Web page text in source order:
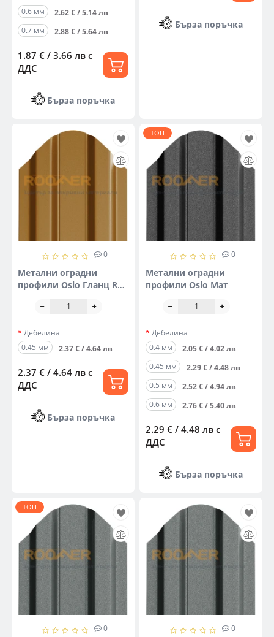
0.6 мм
2.62 € / 5.14 лв
0.7 мм
2.88 € / 5.64 лв
1.87 € / 3.66 лв с
ДДС
Бърза поръчка
Бърза поръчка
0
Метални оградни
профили Oslo Гланц RAL
Дебелина
0.45 мм
2.37 € / 4.64 лв
2.37 € / 4.64 лв с
ДДС
Бърза поръчка
0
Метални оградни
профили Oslo Мат
ТОП
Дебелина
0.4 мм
2.05 € / 4.02 лв
0.45 мм
2.29 € / 4.48 лв
0.5 мм
2.52 € / 4.94 лв
0.6 мм
2.76 € / 5.40 лв
2.29 € / 4.48 лв с
ДДС
Бърза поръчка
0
ТОП
0